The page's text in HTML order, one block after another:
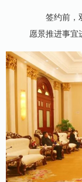
签约前，双
愿景推进事宜